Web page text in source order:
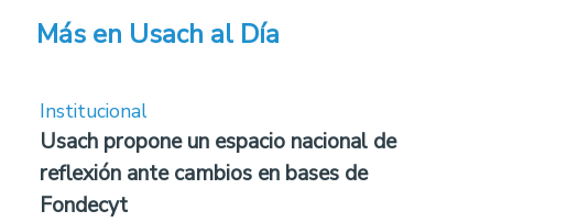
Más en Usach al Día
Institucional
Usach propone un espacio nacional de
reflexión ante cambios en bases de
Fondecyt